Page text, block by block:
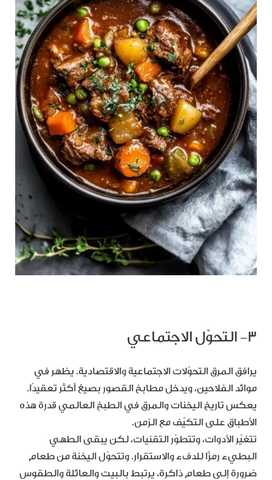
٣- التحوّل الاجتماعي
يرافق المرق التحوّلات الاجتماعية والاقتصادية. يظهر في
موائد الفلاحين، ويدخل مطابخ القصور بصيغ أكثر تعقيدًا.
يعكس تاريخ اليخنات والمرق في الطبخ العالمي قدرة هذه
الأطباق على التكيّف مع الزمن.
تتغيّر الأدوات، وتتطوّر التقنيات، لكن يبقى الطهي
البطيء رمزًا للدفء والاستقرار. وتتحوّل اليخنة من طعام
ضرورة إلى طعام ذاكرة، يرتبط بالبيت والعائلة والطقوس